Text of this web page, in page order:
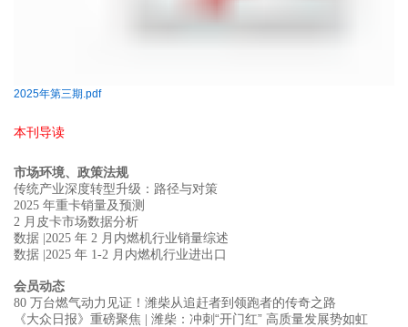
2025年第三期.pdf
本刊导读
市场环境、政策法规
传统产业深度转型升级：路径与对策
2025 年重卡销量及预测
2 月皮卡市场数据分析
数据 |2025 年 2 月内燃机行业销量综述
数据 |2025 年 1-2 月内燃机行业进出口
会员动态
80 万台燃气动力见证！潍柴从追赶者到领跑者的传奇之路
《大众日报》重磅聚焦
潍柴：冲刺“开门红” 高质量发展势如虹